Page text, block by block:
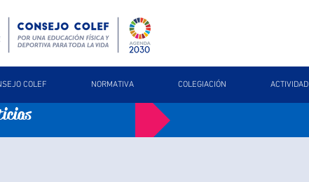
COLEF NORMATIVA COLEGIACIÓN ACTIVIDAD